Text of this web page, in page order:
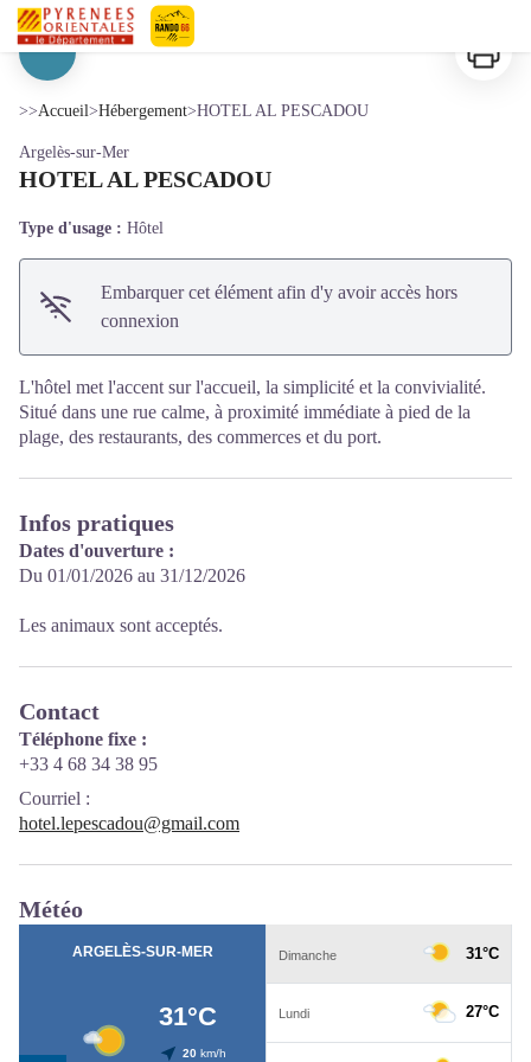
HOTEL AL PESCADOU
>>Accueil>Hébergement>HOTEL AL PESCADOU
Argelès-sur-Mer
HOTEL AL PESCADOU
Type d'usage : Hôtel
Embarquer cet élément afin d'y avoir accès hors
connexion
L'hôtel met l'accent sur l'accueil, la simplicité et la convivialité.
Situé dans une rue calme, à proximité immédiate à pied de la
plage, des restaurants, des commerces et du port.
Infos pratiques
Dates d'ouverture :
Du 01/01/2026 au 31/12/2026
Les animaux sont acceptés.
Contact
Téléphone fixe :
+33 4 68 34 38 95
Courriel :
hotel.lepescadou@gmail.com
Météo